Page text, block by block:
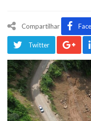
Compartilhar
Twitter